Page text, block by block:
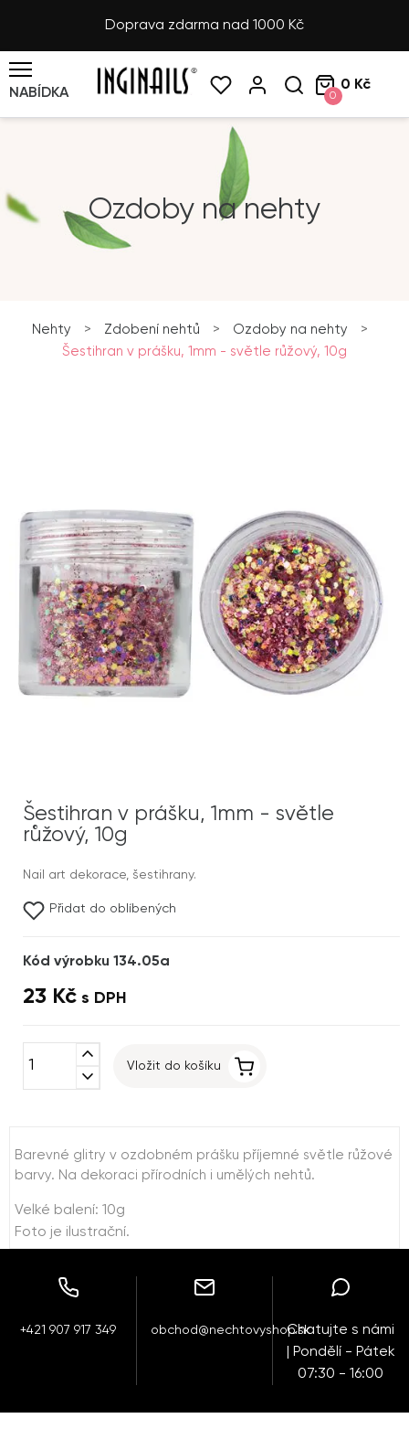
Doprava zdarma nad 1000 Kč
NABÍDKA 0
0 Kč
Ozdoby na nehty
Nehty > Zdobení nehtů > Ozdoby na nehty
>
Šestihran v prášku, 1mm - světle růžový, 10g
Šestihran v prášku, 1mm - světle
růžový, 10g
Nail art dekorace, šestihrany.
Přidat do oblíbených
Kód výrobku 134.05a
23 Kč s DPH
expand_less
expand_more
Vložit do košíku
Barevné glitry v ozdobném prášku příjemné světle růžové
barvy. Na dekoraci přírodních i umělých nehtů.
Velké balení: 10g
Foto je ilustrační.
+421 907 917 349 obchod@nechtovyshop.skChatujte s námi
| Pondělí - Pátek
07:30 - 16:00